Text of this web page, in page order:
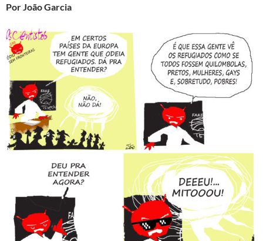
Por João Garcia